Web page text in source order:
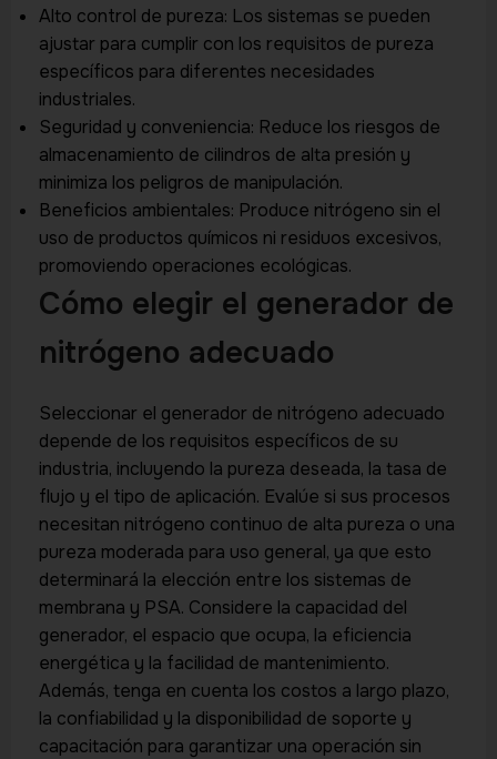
Alto control de pureza: Los sistemas se pueden
ajustar para cumplir con los requisitos de pureza
específicos para diferentes necesidades
industriales.
Seguridad y conveniencia: Reduce los riesgos de
almacenamiento de cilindros de alta presión y
minimiza los peligros de manipulación.
Beneficios ambientales: Produce nitrógeno sin el
uso de productos químicos ni residuos excesivos,
promoviendo operaciones ecológicas.
Cómo elegir el generador de
nitrógeno adecuado
Seleccionar el generador de nitrógeno adecuado
depende de los requisitos específicos de su
industria, incluyendo la pureza deseada, la tasa de
flujo y el tipo de aplicación. Evalúe si sus procesos
necesitan nitrógeno continuo de alta pureza o una
pureza moderada para uso general, ya que esto
determinará la elección entre los sistemas de
membrana y PSA. Considere la capacidad del
generador, el espacio que ocupa, la eficiencia
energética y la facilidad de mantenimiento.
Además, tenga en cuenta los costos a largo plazo,
la confiabilidad y la disponibilidad de soporte y
capacitación para garantizar una operación sin